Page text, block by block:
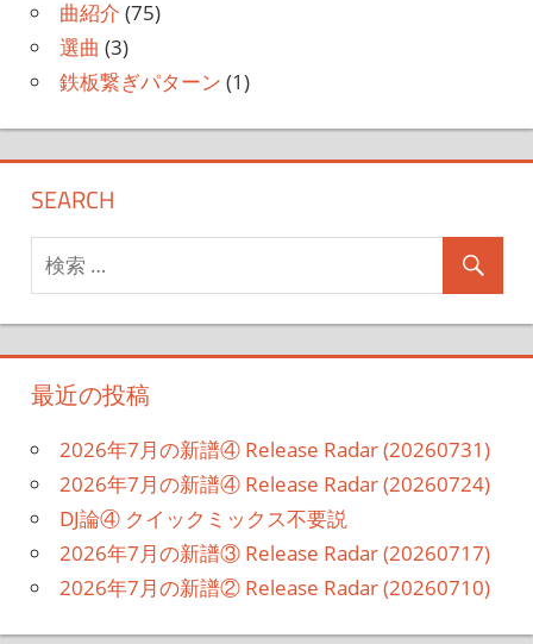
曲紹介 (75)
選曲 (3)
鉄板繋ぎパターン (1)
SEARCH
最近の投稿
2026年7月の新譜④ Release Radar (20260731)
2026年7月の新譜④ Release Radar (20260724)
DJ論④ クイックミックス不要説
2026年7月の新譜③ Release Radar (20260717)
2026年7月の新譜② Release Radar (20260710)